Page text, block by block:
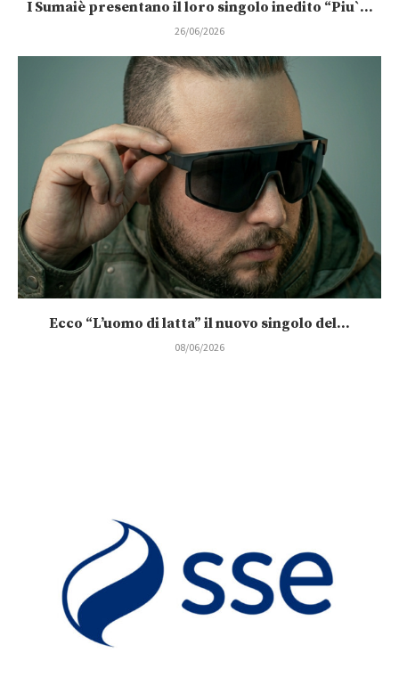
I Sumaiè presentano il loro singolo inedito “Piu`...
26/06/2026
Ecco “L’uomo di latta” il nuovo singolo del...
08/06/2026